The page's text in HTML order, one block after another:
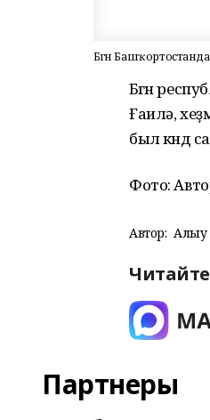
Бөгөн
Бөгөн
Ғаилә,
был көндө
Фото:
Автор:
Партнеры